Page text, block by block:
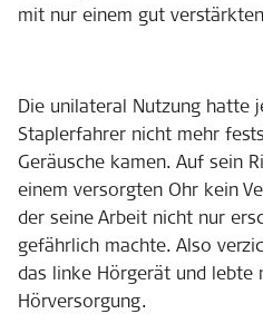
mit nur einem gut
Die unilateral Nutzung hatte
Staplerfahrer nicht mehr
Geräusche kamen. Auf sein
einem versorgten Ohr kein
der seine Arbeit nicht nur
gefährlich machte. Also
das linke Hörgerät und lebte
Hörversorgung.